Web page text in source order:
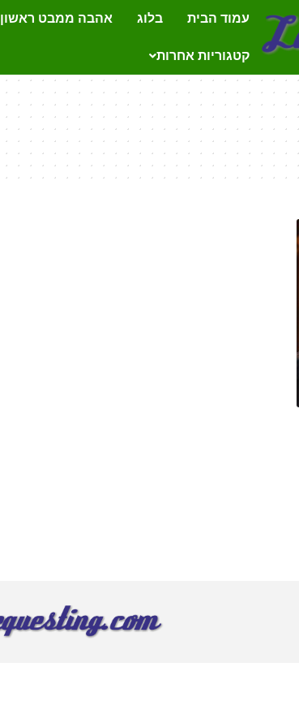
עמוד הבית בלוג אהבה ממבט ראשון
קטגוריות אחרות